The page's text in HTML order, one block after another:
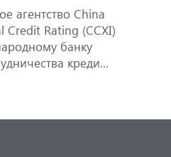
агентство China
Rating (CCXI)
банку
креди...